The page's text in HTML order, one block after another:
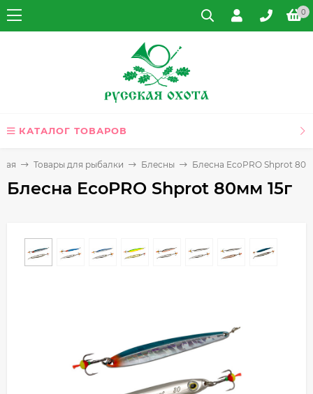
0
КАТАЛОГ ТОВАРОВ
Товары для рыбалки Блесны Блесна EcoPRO Shprot
Блесна EcoPRO Shprot 80мм 15г